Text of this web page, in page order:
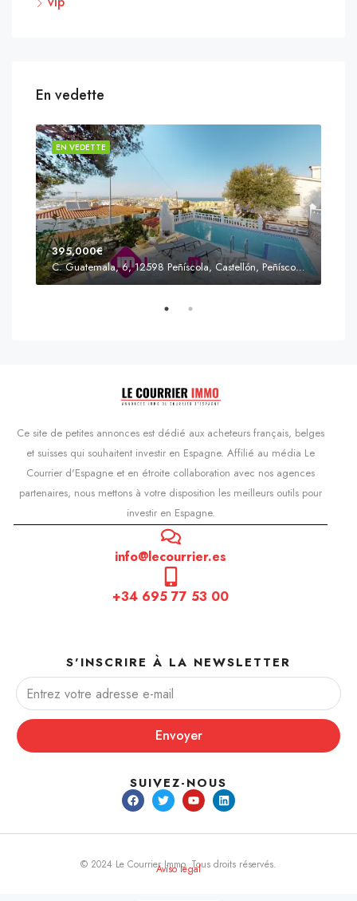
En vedette
EN VEDETTE
395,000€
C. Guatemala, 6, 12598 Peñíscola, Castellón, Peñíscola, Communauté valencienne
Ce site de petites annonces est dédié aux acheteurs français, belges
et suisses qui souhaitent investir en Espagne. Affilié au média Le
Courrier d'Espagne et en étroite collaboration avec nos agences
partenaires, nous mettons à votre disposition les meilleurs outils pour
investir en Espagne.
info@lecourrier.es
+34 695 77 53 00
S'INSCRIRE À LA NEWSLETTER
Envoyer
SUIVEZ-NOUS
© 2024 Le Courrier Immo. Tous droits réservés.
Aviso legal